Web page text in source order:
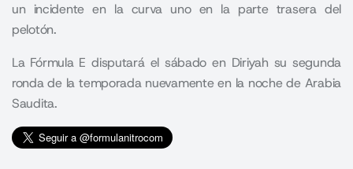
un incidente en la curva uno en la parte trasera del
pelotón.
La Fórmula E disputará el sábado en Diriyah su segunda
ronda de la temporada nuevamente en la noche de Arabia
Saudita.